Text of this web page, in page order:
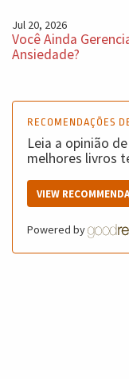
Jul 20, 2026
Você Ainda
Ansiedade?
RECOMENDAÇÕES
Leia a opinião
melhores livros
VIEW
Powered by